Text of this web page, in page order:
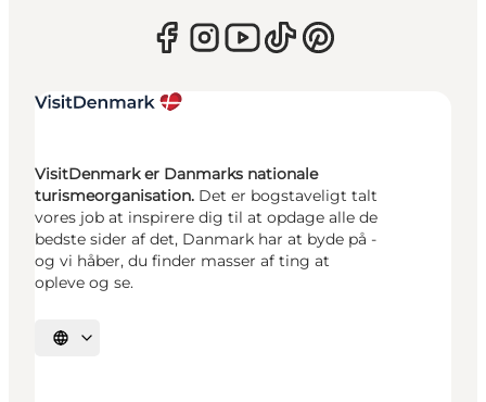
VisitDenmark er Danmarks nationale
turismeorganisation. Det er bogstaveligt talt
vores job at inspirere dig til at opdage alle de
bedste sider af det, Danmark har at byde på -
og vi håber, du finder masser af ting at
opleve og se.
Vælg sprog